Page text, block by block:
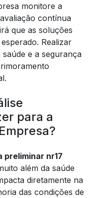
monitore a
contínua
que as soluções
Realizar
e a segurança
para a
preliminar nr17
além da saúde
diretamente na
das condições de